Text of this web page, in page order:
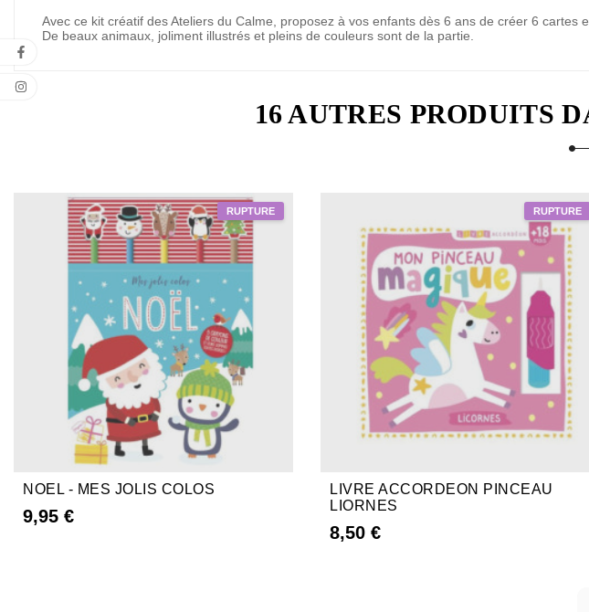
Avec ce kit créatif des Ateliers du Calme, proposez à vos enfants dès 6 ans de créer 6 cartes
De beaux animaux, joliment illustrés et pleins de couleurs sont de la partie.
16 AUTRES PRODUITS
NOEL - MES JOLIS COLOS
9,95 €
LIVRE ACCORDEON PINCEAU
LIORNES
8,50 €